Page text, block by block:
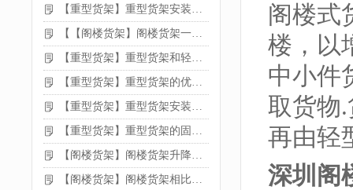
【重型货架】重型货架安装注意事项
【【阁楼货架】阁楼货架一般有哪些用途
【重型货架】重型货架和轻型货架的区别是什么
【重型货架】重型货架的优缺点
【重型货架】重型货架安装需要注意什么？
【重型货架】重型货架的固定方法
【阁楼货架】阁楼货架升降机需要注意哪些
【阁楼货架】阁楼货架相比传统货架的优势是什么
阁楼式
楼，以
中小件
取货物
再由轻
深圳阁